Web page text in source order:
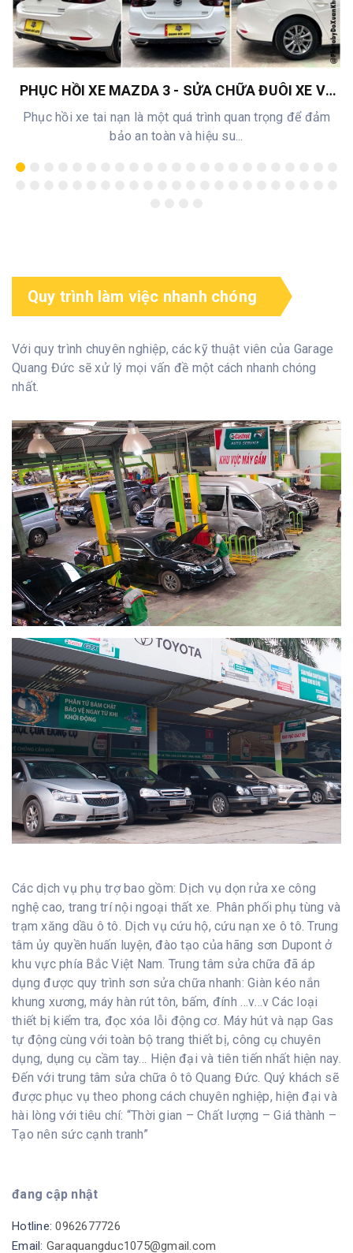
PHỤC HỒI XE MAZDA 3 - SỬA CHỮA ĐUÔI XE VỀ
NGUYÊN BẢN TẠI QUANG ĐỨC AUTO
Phục hồi xe tai nạn là một quá trình quan trọng để đảm
bảo an toàn và hiệu su...
Quy trình làm việc nhanh chóng
Với quy trình chuyên nghiệp, các kỹ thuật viên của Garage
Quang Đức sẽ xử lý mọi vấn đề một cách nhanh chóng
nhất.
Các dịch vụ phụ trợ bao gồm: Dịch vụ dọn rửa xe công
nghệ cao, trang trí nội ngoại thất xe. Phân phối phụ tùng và
trạm xăng dầu ô tô. Dịch vụ cứu hộ, cứu nạn xe ô tô. Trung
tâm ủy quyền huấn luyện, đào tạo của hãng sơn Dupont ở
khu vực phía Bắc Việt Nam. Trung tâm sửa chữa đã áp
dụng được quy trình sơn sửa chữa nhanh: Giàn kéo nắn
khung xương, máy hàn rút tôn, bấm, đính …v…v Các loại
thiết bị kiểm tra, đọc xóa lỗi động cơ. Máy hút và nạp Gas
tự động cùng với toàn bộ trang thiết bị, công cụ chuyên
dụng, dụng cụ cầm tay… Hiện đại và tiên tiến nhất hiện nay.
Đến với trung tâm sửa chữa ô tô Quang Đức. Quý khách sẽ
được phục vụ theo phong cách chuyên nghiệp, hiện đại và
hài lòng với tiêu chí: “Thời gian – Chất lượng – Giá thành –
Tạo nên sức cạnh tranh”
đang cập nhật
Hotline:0962677726
Email: Garaquangduc1075@gmail.com